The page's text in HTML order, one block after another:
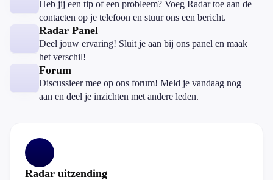
Heb jij een tip of een probleem? Voeg Radar toe aan de
contacten op je telefoon en stuur ons een bericht.
Radar Panel
Deel jouw ervaring! Sluit je aan bij ons panel en maak
het verschil!
Forum
Discussieer mee op ons forum! Meld je vandaag nog
aan en deel je inzichten met andere leden.
Radar uitzending